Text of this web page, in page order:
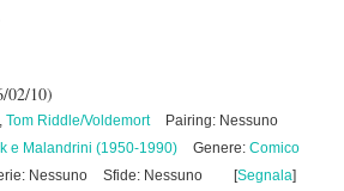
02/10)
, Tom Riddle/Voldemort
Pairing: Nessuno
e Malandrini (1950-1990) Genere: Comico
Nessuno Sfide: Nessuno [Segnala]